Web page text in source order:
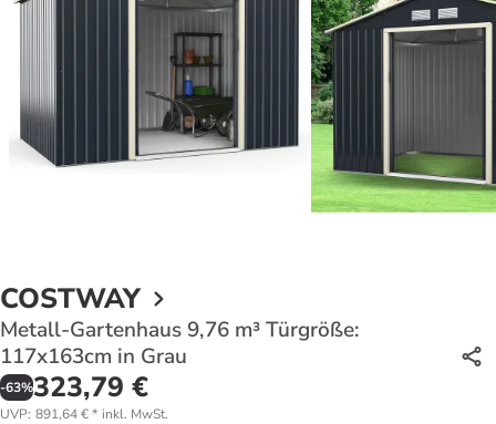
COSTWAY
Metall-Gartenhaus 9,76 m³ Türgröße:
117x163cm in Grau
-63%323,79 €
UVP: 891,64 €* inkl. MwSt.